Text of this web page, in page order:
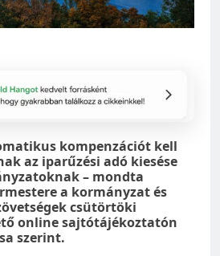
kompenzációt kell
az iparűzési adó kiesése
– mondta
a kormányzat és
csütörtöki
online sajtótájékoztatón
szerint.